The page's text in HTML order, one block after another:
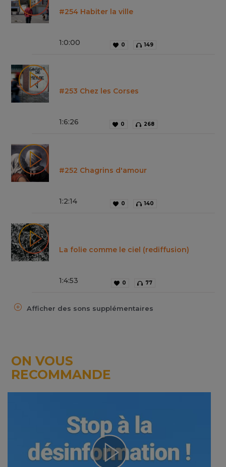
#254 Habiter la ville
1:0:00 0 149
#253 Chez les Corses
1:6:26 0 268
#252 Chagrins d'amour
1:2:14 0 140
La folie comme le ciel (rediffusion)
1:4:53 0 77
Afficher des sons supplémentaires
ON VOUS
RECOMMANDE